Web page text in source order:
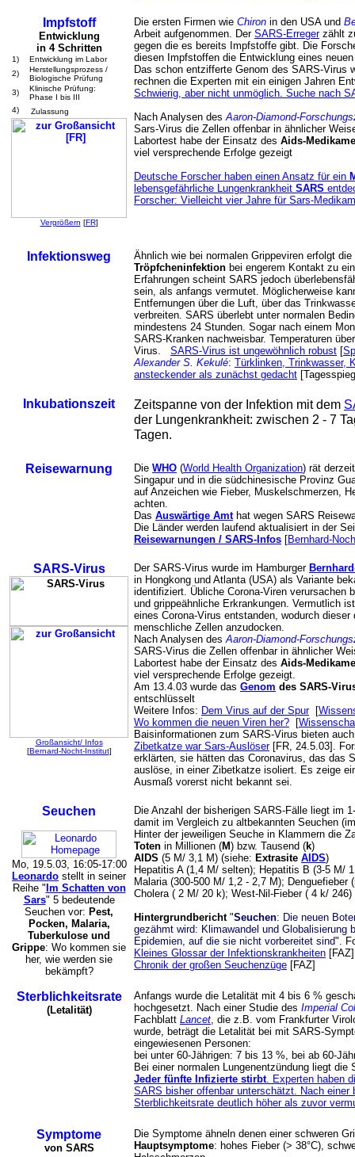
Impfstoff
Entwicklung
in 4 Schritten
1)
Entwicklung im Labor
2)
Herstellungsprozess /
Biologische Prüfung
3)
Klinische Prüfung:
Phase I bis III
4)
Zulassung
Vergrößern [FR]
Die ersten Firmen wie Chiron in den USA und
Arbeit aufgenommen. Der SARS-Erregerzählt
gegen die es bereits Impfstoffe gibt. Die
diesen Impfstoffen die Entwicklung eines
Das schon entzifferte Genom des SARS-Virus
rechnen die Experten mit ein einigen Jahren
Schwierig, aber nicht unmöglich. Suche nach
Nach Analysen desAaron-Diamond-
Sars-Virus die Zellen offenbar in ähnlicher
Labortest habe der Einsatz des Aids-
viel versprechende Erfolge gezeigt
Deutsche Forscher haben einen Ansatz für ein
lebensgefährliche Lungenkrankheit SARS
Forscher: Vielleicht vier Jahre für Sars-
Infektionsweg
Ähnlich wie bei normalen Grippeviren erfolgt
Tröpfcheninfektion bei engerem Kontakt zu
Erfahrungen scheint SARS jedoch
sein, als anfangs vermutet. Möglicherweise
Entfernungen über die Luft, über das
verbreiten. SARS überlebt unter normalen
mindestens 24 Stunden. Sogar nach einem
SARS-Kranken nachweisbar. Temperaturen
Virus. SARS-Virus ist ungewöhnlich robust [
Alexander S. Kekulé: Türklinken, Trinkwasser,
ansteckender als zunächst gedacht
Inkubationszeit Zeitspanne von der Infektion mit dem
der Lungenkrankheit: zwischen 2 - 7
Tagen.
Reisewarnung Die WHO (World Health Organization) rät
Singapur und in die südchinesische Provinz
auf Anzeichen wie Fieber, Muskelschmerzen,
achten.
Das Auswärtige Amthat wegen SARS
Die Länder werden laufend aktualisiert in der
Reisewarnungen / SARS-Infos [Bernhard-
SARS-Virus
Großansicht/ Infos
[Bernard-Nocht-Institut]
Der SARS-Virus wurde im Hamburger
in Hongkong und Atlanta (USA) als Variante
identifiziert. Übliche Corona-Viren verursachen
und grippeähnliche Erkrankungen. Vermutlich
eines Corona-Virus entstanden, wodurch
menschliche Zellen anzudocken.
Nach Analysen desAaron-Diamond-
SARS-Virus die Zellen offenbar in ähnlicher
Labortest habe der Einsatz des Aids-
viel versprechende Erfolge gezeigt.
Am 13.4.03 wurde das Genom des SARS-
entschlüsselt
Weitere Infos: Dem Virus auf der Spur[
Wo kommen die neuen Viren her? [
Baisinformationen zum SARS-Virus bieten
Zibetkatze war Sars-Auslöser[FR, 24.5.03].
erklärten, sie hätten das Coronavirus, das das
auslöse, in einer Zibetkatze isoliert. Es zeige
Ausmaß vorerst nicht bekannt sei.
Seuchen
Mo, 19.5.03, 16:05-17:00
Leonardo stellt in seiner
Reihe " Im Schatten von
Sars" 5 bedeutende
Seuchen vor: Pest,
Pocken, Malaria,
Tuberkulose und
Grippe: Wo kommen sie
her, wie werden sie
bekämpft?
Die Anzahl der bisherigen SARS-Fälle liegt im
damit im Vergleich zu altbekannten Seuchen
Hinter der jeweiligen Seuche in Klammern die
Toten in Millionen (M) bzw. Tausend (k)
AIDS (5 M/ 3,1 M) (siehe: Extrasite AIDS)
Hepatitis A (1,4 M/ selten); Hepatitis B (3-5 M/
Malaria (300-500 M/ 1,2 - 2,7 M); Denguefieber
Cholera ( 2 M/ 20 k); West-Nil-Fieber ( 4 k/
Hintergrundbericht"Seuchen: Die neuen
gezähmt wird: Klimawandel und Globalisierung
Epidemien, auf die sie nicht vorbereitet sind".
Kleines Glossar der Infektionskrankheiten [FAZ]
Chronik der großen Seuchenzüge [FAZ]
Sterblichkeitsrate
(Letalität)
Anfangs wurde die Letalität mit 4 bis 6 %
hochgesetzt. Nach einer Studie des Imperial
Fachblatt Lancet, die z.B. vom Frankfurter
wurde, beträgt die Letalität bei mit SARS-
eingewiesenen Personen:
bei unter 60-Jährigen: 7 bis 13 %, bei ab 60-
Bei einer normalen Lungenentzündung liegt die
Jeder fünfte Infizierte stirbt. Experten haben
SARS bisher offenbar unterschätzt. Nach einer
Sterblichkeitsrate deutlich höher als zuvor
Symptome
von SARS
Die Symptome ähneln denen einer schweren
Hauptsymptome: hohes Fieber (> 38°C),